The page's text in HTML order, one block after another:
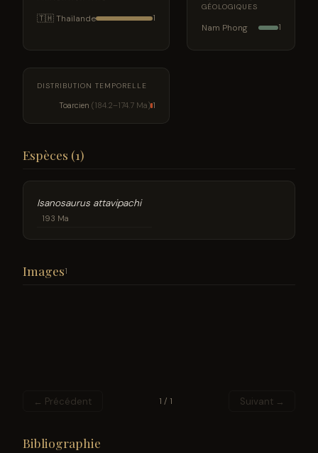
🇹🇭 Thaïlande 1
GÉOLOGIQUES
Nam Phong 1
DISTRIBUTION TEMPORELLE
Toarcien (184.2–174.7 Ma) 1
Espèces (1)
Isanosaurus attavipachi
193 Ma
Images1
← Précédent 1 / 1 Suivant →
Bibliographie